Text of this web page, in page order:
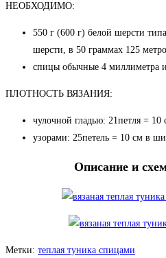
НЕОБХОДИМО:
550 г (600 г) белой шерсти
шерсти, в 50 граммах 125
спицы обычные 4 миллиметра
ПЛОТНОСТЬ ВЯЗАНИЯ:
чулочной гладью: 21петля =
узорами: 25петель = 10 см в
Описание и
Метки: теплая туника спицами